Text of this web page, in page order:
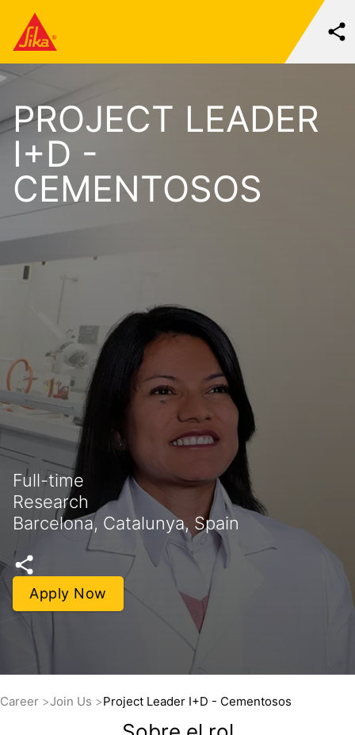
PROJECT LEADER
I+D -
CEMENTOSOS
Full-time
Research
Barcelona, Catalunya, Spain
Apply Now
Career Join Us Project Leader I+D - Cementosos